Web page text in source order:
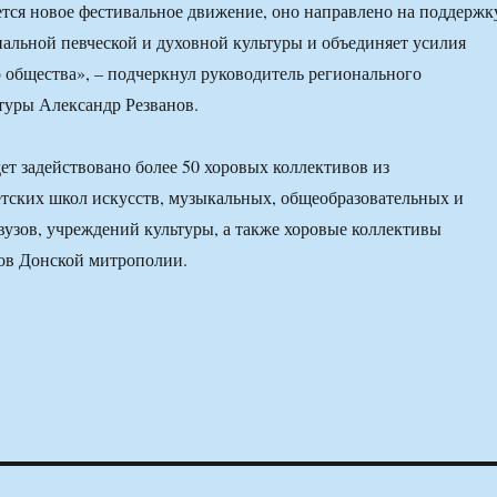
новое фестивальное движение, оно направлено на
певческой и духовной культуры и объединяет усилия
– подчеркнул руководитель регионального
Александр Резванов.
задействовано более 50 хоровых коллективов из
школ искусств, музыкальных, общеобразовательных и
учреждений культуры, а также хоровые коллективы
Донской митрополии.